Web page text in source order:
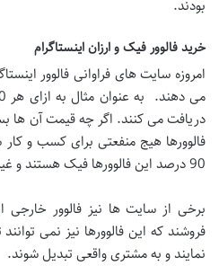
بودند.
خرید فالوور فیک و ارزان اینستاگرام
امروزه سایت های فراوانی فالوور
دریافت می کنند. اگر چه قیمت آن ها
فالوورها هیج منفعتی برای کسب و کار
90 درصد این فالوورها فیک هستند و غیر فعال می باشند.
برخی از سایت ها نیز فالوور خارجی
فروشند که این فالوورها نیز نمی
نمایند و به مشتری واقعی تبدیل شوند.